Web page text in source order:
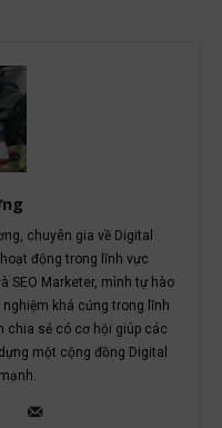
chuyên gia về Digital
động trong lĩnh vực
SEO Marketer, mình tự hào
khá cứng trong lĩnh
chia sẻ có cơ hội giúp các
một cộng đồng Digital